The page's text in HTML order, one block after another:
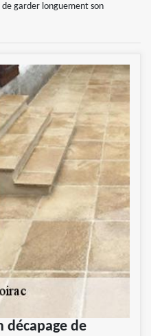
garder longuement son
décapage de